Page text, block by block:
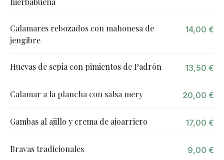
Calamares rebozados con mahonesa de
jengibre
14,00 €
Huevas de sepia con pimientos de Padrón 13,50 €
Calamar a la plancha con salsa mery 20,00 €
Gambas al ajillo y crema de ajoarriero 17,00 €
Bravas tradicionales 9,00 €